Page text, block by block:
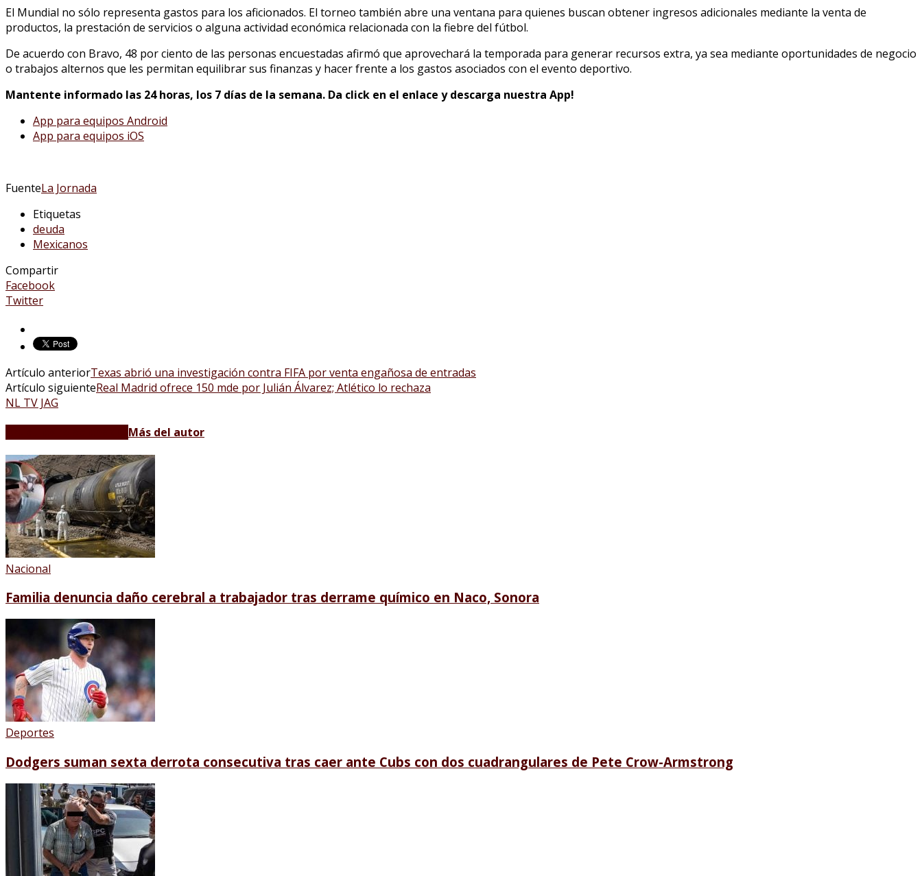
El Mundial no sólo representa gastos para los aficionados. El torneo también abre una ventana para quienes buscan obtener ingresos adicionales mediante la venta de
productos, la prestación de servicios o alguna actividad económica relacionada con la fiebre del fútbol.
De acuerdo con Bravo, 48 por ciento de las personas encuestadas afirmó que aprovechará la temporada para generar recursos extra, ya sea mediante oportunidades de negocio
o trabajos alternos que les permitan equilibrar sus finanzas y hacer frente a los gastos asociados con el evento deportivo.
Mantente informado las 24 horas, los 7 días de la semana. Da click en el enlace y descarga nuestra App!
App para equipos Android
App para equipos iOS
FuenteLa Jornada
Etiquetas
deuda
Mexicanos
Compartir
Facebook
Twitter
Artículo anteriorTexas abrió una investigación contra FIFA por venta engañosa de entradas
Artículo siguienteReal Madrid ofrece 150 mde por Julián Álvarez; Atlético lo rechaza
NL TV JAG
Más del autor
Nacional
Familia denuncia daño cerebral a trabajador tras derrame químico en Naco, Sonora
Deportes
Dodgers suman sexta derrota consecutiva tras caer ante Cubs con dos cuadrangulares de Pete Crow-Armstrong